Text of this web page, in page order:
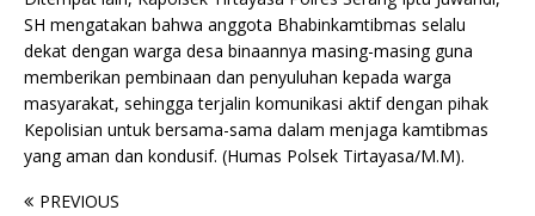
SH mengatakan bahwa anggota Bhabinkamtibmas selalu
dekat dengan warga desa binaannya masing-masing guna
memberikan pembinaan dan penyuluhan kepada warga
masyarakat, sehingga terjalin komunikasi aktif dengan pihak
Kepolisian untuk bersama-sama dalam menjaga kamtibmas
yang aman dan kondusif. (Humas Polsek Tirtayasa/M.M).
PREVIOUS